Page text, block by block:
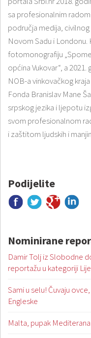
sa profesionalnim
područja medija, civilnog
Novom Sadu i
fotomonografiju
općina Vukovar“, a
NOB-a vinkovačkog
Fonda Branislav Mane
srpskog jezika i ljepotu
svom profesionalnom
i zaštitom ljudskih i
Podijelite
Nominirane
Damir Tolj iz Slobodne
reportažu u kategoriji
Sami u selu! Čuvaju
Engleske
Malta, pupak Mediterana